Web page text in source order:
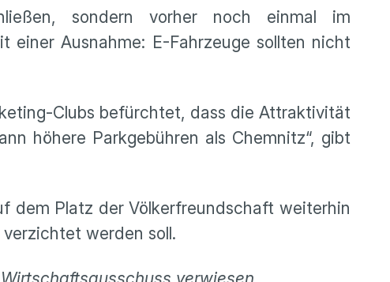
sondern vorher noch einmal im
Ausnahme: E-Fahrzeuge sollten nicht
Clubs befürchtet, dass die Attraktivität
höhere Parkgebühren als Chemnitz“, gibt
dem Platz der Völkerfreundschaft weiterhin
werden soll.